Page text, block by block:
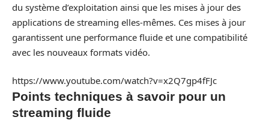
du système d’exploitation ainsi que les mises à jour des
applications de streaming elles-mêmes. Ces mises à jour
garantissent une performance fluide et une compatibilité
avec les nouveaux formats vidéo.
https://www.youtube.com/watch?v=x2Q7gp4fFJc
Points techniques à savoir pour un
streaming fluide